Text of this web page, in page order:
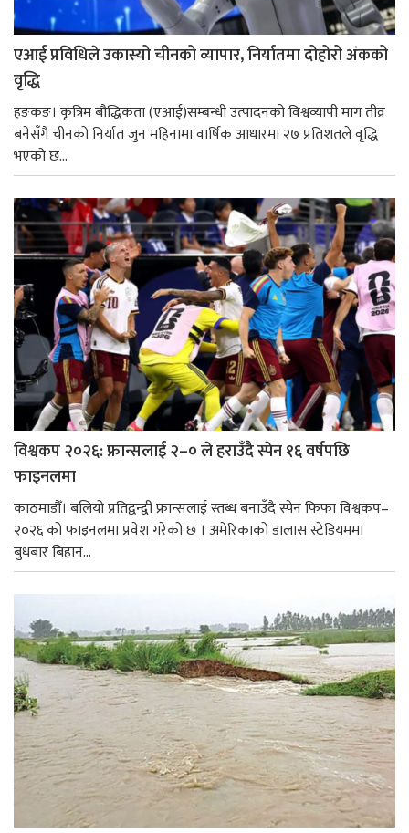
एआई प्रविधिले उकास्यो चीनको व्यापार, निर्यातमा दोहोरो अंकको
वृद्धि
हङकङ। कृत्रिम बौद्धिकता (एआई)सम्बन्धी उत्पादनको विश्वव्यापी माग तीव्र
बनेसँगै चीनको निर्यात जुन महिनामा वार्षिक आधारमा २७ प्रतिशतले वृद्धि
भएको छ...
विश्वकप २०२६: फ्रान्सलाई २–० ले हराउँदै स्पेन १६ वर्षपछि
फाइनलमा
काठमाडौँ। बलियो प्रतिद्वन्द्वी फ्रान्सलाई स्तब्ध बनाउँदै स्पेन फिफा विश्वकप–
२०२६ को फाइनलमा प्रवेश गरेको छ । अमेरिकाको डालास स्टेडियममा
बुधबार बिहान...